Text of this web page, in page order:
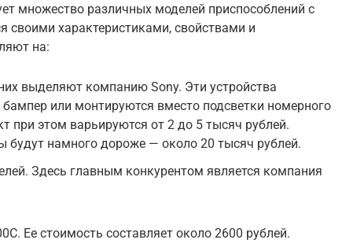
множество различных моделей приспособлений с
своими характеристиками, свойствами и
на:
выделяют компанию Sony. Эти устройства
или монтируются вместо подсветки номерного
при этом варьируются от 2 до 5 тысяч рублей.
будут намного дороже — около 20 тысяч рублей.
Здесь главным конкурентом является компания
Ее стоимость составляет около 2600 рублей.